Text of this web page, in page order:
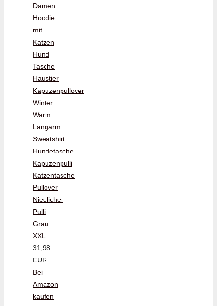
Damen
Hoodie
mit
Katzen
Hund
Tasche
Haustier
Kapuzenpullover
Winter
Warm
Langarm
Sweatshirt
Hundetasche
Kapuzenpulli
Katzentasche
Pullover
Niedlicher
Pulli
Grau
XXL
31,98
EUR
Bei
Amazon
kaufen